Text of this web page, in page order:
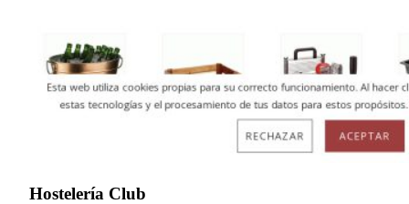
Hostelería Club